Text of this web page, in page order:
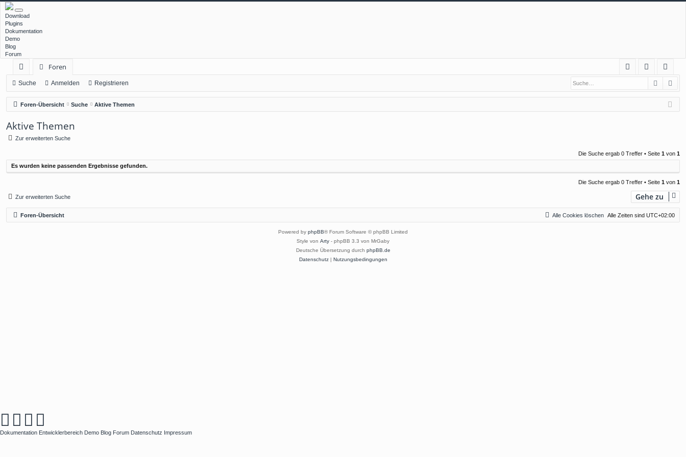
Download
Plugins
Dokumentation
Demo
Blog
Forum
ch
ne
llz
ug
f
Foren
Q
m
el
eg
ist
rie
Suche Anmelden Registrieren Suche
Foren-Übersicht Suche Aktive Themen
Aktive Themen
Zur erweiterten Suche
Die Suche ergab 0 Treffer • Seite 1 von 1
Es wurden keine passenden Ergebnisse gefunden.
Die Suche ergab 0 Treffer • Seite 1 von 1
Zur erweiterten Suche Gehe zu
Foren-Übersicht Alle Zeiten sind UTC+02:00
Alle Cookies löschen
Powered by phpBB® Forum Software © phpBB Limited
Style von Arty - phpBB 3.3 von MrGaby
Deutsche Übersetzung durch phpBB.de
Datenschutz| Nutzungsbedingungen
Dokumentation Entwicklerbereich Demo Blog Forum Datenschutz Impressum